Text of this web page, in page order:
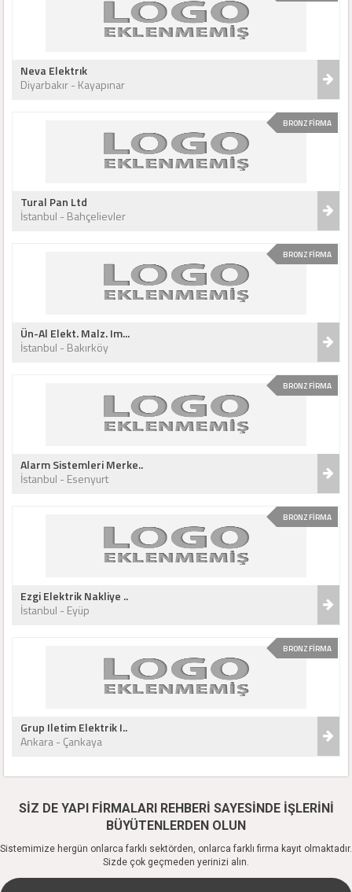
Neva Elektrık
Diyarbakır - Kayapınar
BRONZ FİRMA
Tural Pan Ltd
İstanbul - Bahçelievler
BRONZ FİRMA
Ün-Al Elekt. Malz. Im...
İstanbul - Bakırköy
BRONZ FİRMA
Alarm Sistemleri Merke..
İstanbul - Esenyurt
BRONZ FİRMA
Ezgi Elektrik Nakliye ..
İstanbul - Eyüp
BRONZ FİRMA
Grup Iletim Elektrik I..
Ankara - Çankaya
SİZ DE YAPI FİRMALARI REHBERİ SAYESİNDE İŞLERİNİ
BÜYÜTENLERDEN OLUN
Sistemimize hergün onlarca farklı sektörden, onlarca farklı firma kayıt olmaktadır.
Sizde çok geçmeden yerinizi alın.